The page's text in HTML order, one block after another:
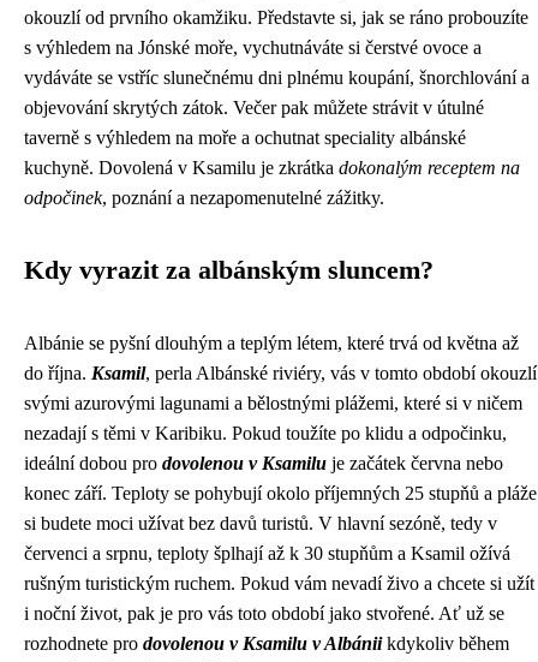
okouzlí od prvního okamžiku. Představte si, jak se ráno probouzíte
s výhledem na Jónské moře, vychutnáváte si čerstvé ovoce a
vydáváte se vstříc slunečnému dni plnému koupání, šnorchlování a
objevování skrytých zátok. Večer pak můžete strávit v útulné
taverně s výhledem na moře a ochutnat speciality albánské
kuchyně. Dovolená v Ksamilu je zkrátka dokonalým receptem na
odpočinek, poznání a nezapomenutelné zážitky.
Kdy vyrazit za albánským sluncem?
Albánie se pyšní dlouhým a teplým létem, které trvá od května až
do října. Ksamil, perla Albánské riviéry, vás v tomto období okouzlí
svými azurovými lagunami a bělostnými plážemi, které si v ničem
nezadají s těmi v Karibiku. Pokud toužíte po klidu a odpočinku,
ideální dobou pro dovolenou v Ksamilu je začátek června nebo
konec září. Teploty se pohybují okolo příjemných 25 stupňů a pláže
si budete moci užívat bez davů turistů. V hlavní sezóně, tedy v
červenci a srpnu, teploty šplhají až k 30 stupňům a Ksamil ožívá
rušným turistickým ruchem. Pokud vám nevadí živo a chcete si užít
i noční život, pak je pro vás toto období jako stvořené. Ať už se
rozhodnete pro dovolenou v Ksamilu v Albániikdykoliv během